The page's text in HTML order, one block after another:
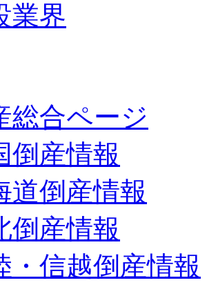
業界
総合ページ
倒産情報
道倒産情報
倒産情報
・信越倒産情報